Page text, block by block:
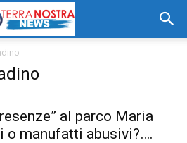
al parco Maria
o manufatti abusivi?….